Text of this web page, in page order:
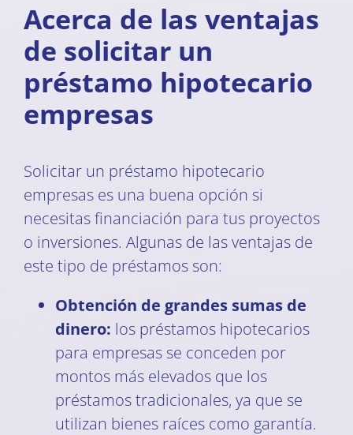
Acerca de las ventajas
de solicitar un
préstamo hipotecario
empresas
Solicitar un préstamo hipotecario
empresas es una buena opción si
necesitas financiación para tus proyectos
o inversiones. Algunas de las ventajas de
este tipo de préstamos son:
Obtención de grandes sumas de
dinero: los préstamos hipotecarios
para empresas se conceden por
montos más elevados que los
préstamos tradicionales, ya que se
utilizan bienes raíces como garantía.